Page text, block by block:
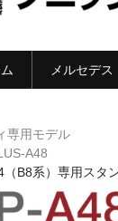
メルセデス
専用モデル
A48
（B8系）専用スタ